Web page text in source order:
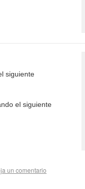
siguiente
el siguiente
un comentario